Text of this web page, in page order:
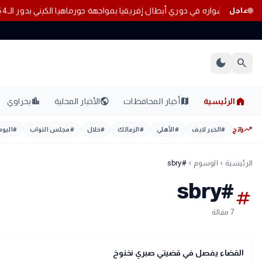
عاجليستهل مشواره في دوري أبطال إفريقيا بمواجهة جورماهيا الكيني بدور
search
dark_mode
home الرئيسية mapأخبار المحافظات publicالأخبار المحلية location_cityبحراوي
trending_upرائج #الخبر لايف #الأهلي #الزمالك #خلال #مجلس النواب #
الرئيسية chevron_left الوسوم chevron_left
#sbry
tag
#sbry
7 مقالة
gavel
حوادث ومحاكم
القضاء يفصل في قضيتي صبري نخنوخ